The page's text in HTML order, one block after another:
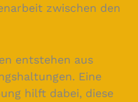
zwischen den
entstehen aus
Eine
hilft dabei, diese